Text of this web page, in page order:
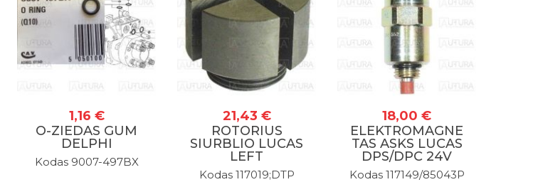
1,16 €
O-ZIEDAS GUM
DELPHI
Kodas 9007-497BX
21,43 €
ROTORIUS
SIURBLIO LUCAS
LEFT
Kodas 117019;DTP
18,00 €
ELEKTROMAGNE
TAS ASKS LUCAS
DPS/DPC 24V
Kodas 117149/85043P